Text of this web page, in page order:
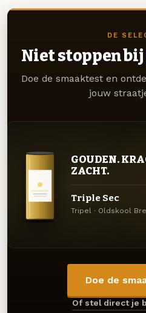
DE
Niet stoppen bij
Doe de smaaktest en
jouw
GOUDEN.
ZACHT.
Triple Sec
Tripel · Oldskool
Doe de
Of stel direct je